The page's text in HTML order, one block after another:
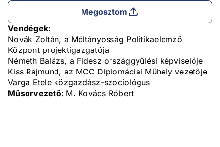
Megosztom
Vendégek:
Novák Zoltán, a Méltányosság Politikaelemző
Központ projektigazgatója
Németh Balázs, a Fidesz országgyűlési képviselője
Kiss Rajmund, az MCC Diplomáciai Műhely vezetője
Varga Etele közgazdász-szociológus
Műsorvezető: M. Kovács Róbert